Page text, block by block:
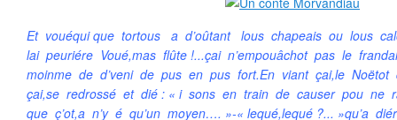
Et vouéqui que tortous a d’oûtant lous chapeais ou lous
lai peuriére Voué,mas flûte !...çai n’empouâchot pas le
moinme de d’veni de pus en pus fort.En viant çai,le
çai,se redrossé et dié : « i sons en train de causer pou ne
que ç’ot,a n’y é qu’un moyen…. »-« lequé,lequé ?... »qu’a